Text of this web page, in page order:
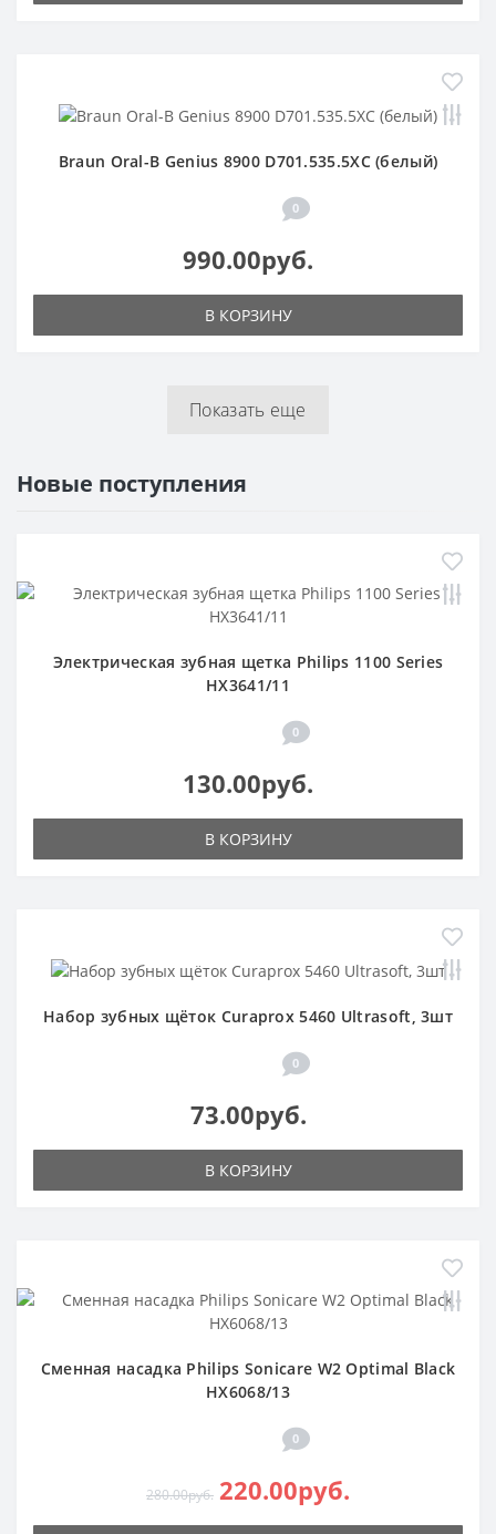
Braun Oral-B Genius 8900 D701.535.5XC (белый)
0
990.00руб.
В КОРЗИНУ
Показать еще
Новые поступления
Электрическая зубная щетка Philips 1100 Series
HX3641/11
0
130.00руб.
В КОРЗИНУ
Набор зубных щёток Curaprox 5460 Ultrasoft, 3шт
0
73.00руб.
В КОРЗИНУ
Сменная насадка Philips Sonicare W2 Optimal Black
HX6068/13
0
280.00руб. 220.00руб.